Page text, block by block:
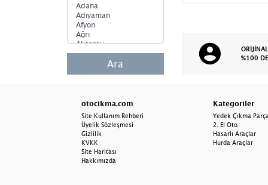
Dış Ayna Gövdeleri
Dış Ayna Komple
Rüzgarlık
Ön Cam
Marşpiyel Kaplama
Bakaliti
Ara
%100
otocikma.com
Site Kullanım Rehberi
Üyelik Sözleşmesi
Gizlilik
KVKK
Site Haritası
Hakkımızda
Kategoriler
Yedek Çıkma Parça
2. El Oto
Hasarlı Araçlar
Hurda Araçlar